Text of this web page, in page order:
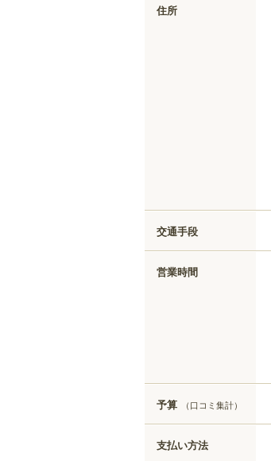
住所
交通手段
営業時間
予算 （口コミ集計）
支払い方法